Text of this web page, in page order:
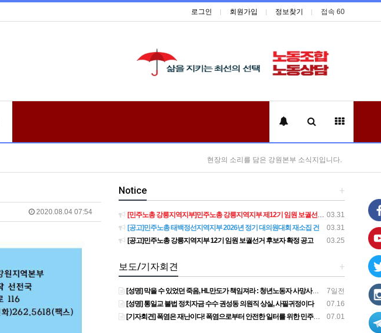
로그인 회원가입 정보찾기 접속 60
현장의 소리를 담은 강원본부 소식지입니다.
2020.08.04 07:54
+
Notice
03.31
[민주노총 강릉지역지부]민주노총 강릉지역지부 제12기 임원 보궐선거결과 공고
03.31
[공고]민주노총 태백정선지역지부 2026년 정기 대의원대회 재소집 건
03.25
[공고]민주노총 강릉지역지부 12기 임원 보궐선거 후보자 확정 공고
+
보도/기자회견
7일전
[성명] 막을 수 있었던 죽음, HL만도가 책임져라 : 청년노동자 사망사고의 철저한 진상규명과 재발방지 대책 마련하라
07.16
[성명] 통일교 불법 정치자금 수수 권성동 의원직 상실, 사필귀정이다
07.01
[기자회견] 폭염은 재난이다! 폭염으로부터 안전한 일터를 위한 민주노총 강원지역본부 폭염감시단 선포 기자회견